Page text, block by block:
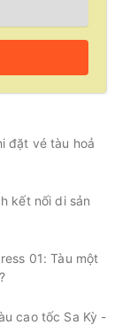
đặt vé tàu hoả
kết nối di sản
01: Tàu một
cao tốc Sa Kỳ -